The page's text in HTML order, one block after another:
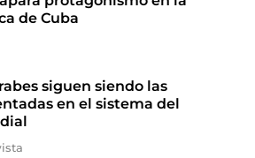
de Cuba
siguen siendo las
en el sistema del